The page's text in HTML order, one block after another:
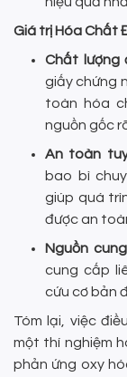
Giá trị Hóa Chất
Chất lượng
giấy chứng
toàn hóa
nguồn gốc
An toàn
bao bì
giúp quá
được an
Nguồn
cung cấp
cứu cơ bản
Tóm lại, việc
một thí nghiệm
phản ứng oxy